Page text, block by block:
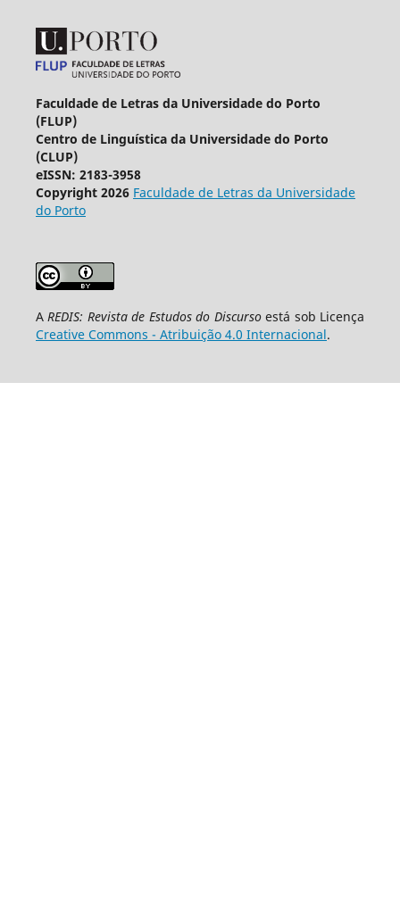
Faculdade de Letras da Universidade do Porto
(FLUP)
Centro de Linguística da Universidade do Porto
(CLUP)
eISSN: 2183-3958
Copyright 2026 Faculdade de Letras da Universidade
do Porto
A REDIS: Revista de Estudos do Discursoestá sob Licença
Creative Commons - Atribuição 4.0 Internacional.